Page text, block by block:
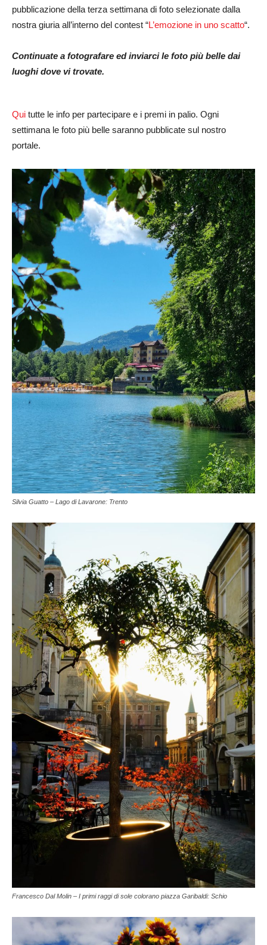
pubblicazione della terza settimana di foto selezionate dalla
nostra giuria all’interno del contest “L’emozione in uno scatto“.
Continuate a fotografare ed inviarci le foto più belle dai
luoghi dove vi trovate.
Qui tutte le info per partecipare e i premi in palio. Ogni
settimana le foto più belle saranno pubblicate sul nostro
portale.
Silvia Guatto – Lago di Lavarone: Trento
Francesco Dal Molin – I primi raggi di sole colorano piazza Garibaldi: Schio